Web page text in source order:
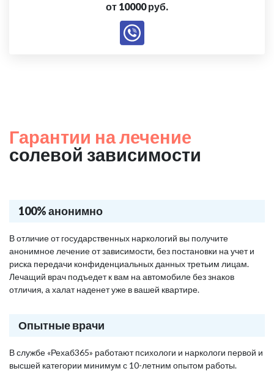
от 10000 руб.
Гарантии на лечение
солевой зависимости
100% анонимно
В отличие от государственных наркологий вы получите
анонимное лечение от зависимости, без постановки на учет и
риска передачи конфиденциальных данных третьим лицам.
Лечащий врач подъедет к вам на автомобиле без знаков
отличия, а халат наденет уже в вашей квартире.
Опытные врачи
В службе «Рехаб365» работают психологи и наркологи первой и
высшей категории минимум с 10-летним опытом работы.